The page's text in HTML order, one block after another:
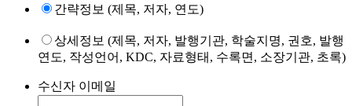
간략정보 (제목, 저자, 연도)
상세정보 (제목, 저자, 발행기관, 학술지명, 권호, 발행
연도, 작성언어, KDC, 자료형태, 수록면, 소장기관, 초록)
수신자 이메일